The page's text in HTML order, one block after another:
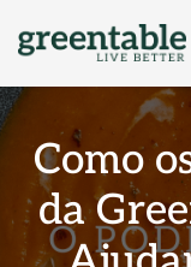
Como
da